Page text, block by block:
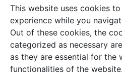
This website uses cookies
experience while you
Out of these cookies, the
categorized as necessary
as they are essential for the
functionalities of the